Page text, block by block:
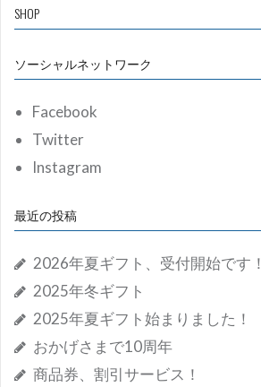
ゲ
ー
シ
ョ
ン
SHOP
ソーシャルネットワーク
Facebook
Twitter
Instagram
最近の投稿
2026年夏ギフト、受付開始です！
2025年冬ギフト
2025年夏ギフト始まりました！
おかげさまで10周年
商品券、割引サービス！